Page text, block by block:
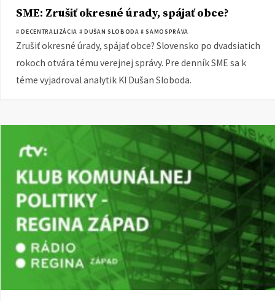
SME: Zrušiť okresné úrady, spájať obce?
# DECENTRALIZÁCIA # DUŠAN SLOBODA # SAMOSPRÁVA
Zrušiť okresné úrady, spájať obce? Slovensko po dvadsiatich
rokoch otvára tému verejnej správy. Pre denník SME sa k
téme vyjadroval analytik KI Dušan Sloboda.